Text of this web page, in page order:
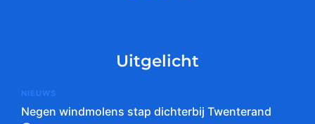
Uitgelicht
NIEUWS
Negen windmolens stap dichterbij Twenterand